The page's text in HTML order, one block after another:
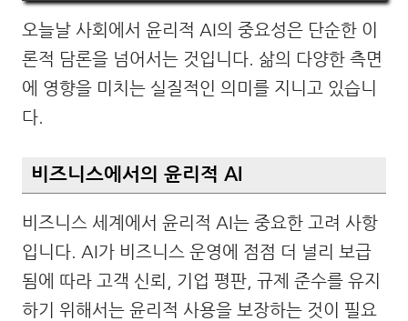
오늘날 사회에서 윤리적 AI의 중요성은 단순한 이
론적 담론을 넘어서는 것입니다. 삶의 다양한 측면
에 영향을 미치는 실질적인 의미를 지니고 있습니
다.
비즈니스에서의 윤리적 AI
비즈니스 세계에서 윤리적 AI는 중요한 고려 사항
입니다. AI가 비즈니스 운영에 점점 더 널리 보급
됨에 따라 고객 신뢰, 기업 평판, 규제 준수를 유지
하기 위해서는 윤리적 사용을 보장하는 것이 필요